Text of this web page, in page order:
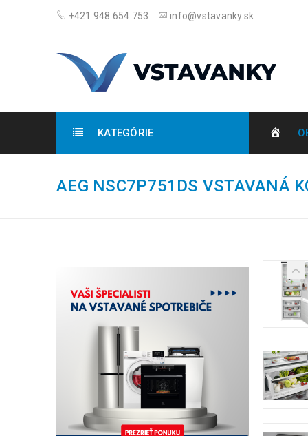
+421 948 654 753 info@vstavanky.sk
KATEGÓRIE
AEG NSC7P751DS VSTAVANÁ